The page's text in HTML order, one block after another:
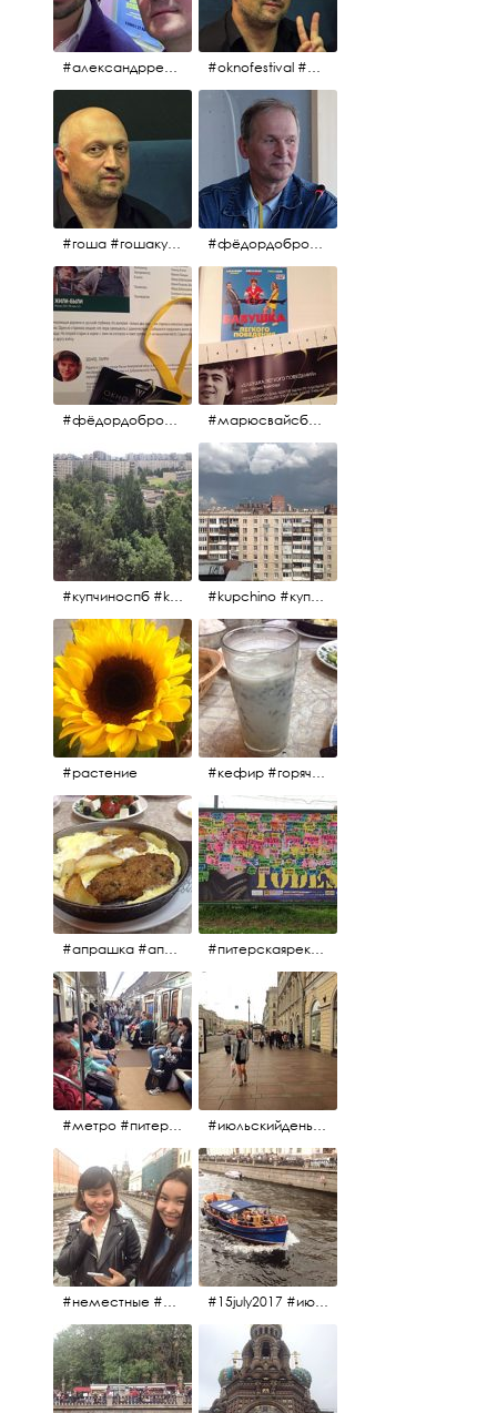
#александрревва #ревва #артурпирожков #бабушкалегкогоповедения @arthurpirozhkov #oknofestival #gosha #гошакуценко
#гоша #гошакуценко #oknofestival #фёдордобронравов #кино #хорошеекино #жилибыли
#фёдордобронравов #эдуардпарри #жилибыли #иринарозанова #марюсвайсберг #александрревва #глюкоза #любовьвбольшомгороде #ххvфестивальроссийскогокино
#купчиноспб #kupchino #kupchino #купчиноспб
#растение #кефир #горячийкефир #национальноеблюдо #лаваш #вкусно
#апрашка #апраксиндвор #кафенаапрашке #куринаякотлетанасковороде #сковородка #кафедлясвоих #питерскаяреклама #todes #куколки #окраинапитера #фрунзенскийрайон
#метро #питерскоеметро #невскаялиния #июльскийдень2017 #15july2017 #невский
#неместные #июльскийдень2017 #15july2017 #июльскийдень2017 #катерок #bonfire